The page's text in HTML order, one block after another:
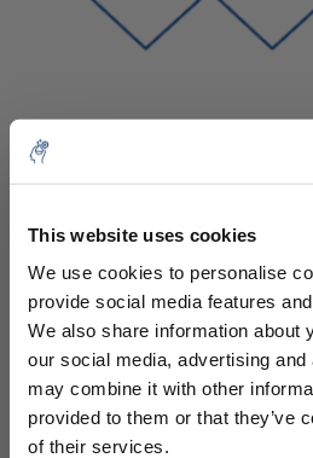
This website uses cookies
We use cookies to personalise
provide social media features
We also share information about
our social media, advertising
may combine it with other
provided to them or that they’ve
of their services.
Let op! Voor dit
1 Stuk
Toevoegen aan
Informatie
order
Sign up for our
informed about our
receive a 10%
purchase for all
our own